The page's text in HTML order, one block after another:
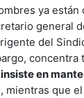
ya están
general
del
concentra
en
mientras que el